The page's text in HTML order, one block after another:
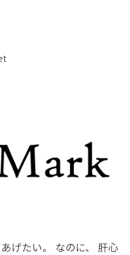
げたい。 なのに、 肝心